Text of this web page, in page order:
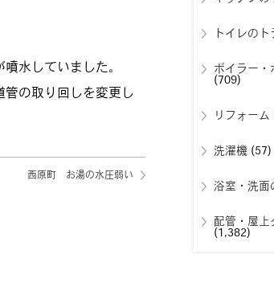
水していました。
管の取り回しを変更し
西原町 お湯の水圧弱い
トイレの
ボイラー・
(709)
リフォーム
洗濯機(57)
浴室・洗面
配管・屋上
(1,382)